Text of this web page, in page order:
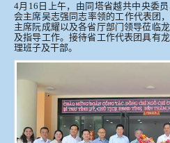
4月16日上午，由同塔省越共中央委
会主席吴志强同志率领的工作代表团
主席阮成耀以及各省厅部门领导莅临
及指导工作。接待省工作代表团具有
理班子及干部。